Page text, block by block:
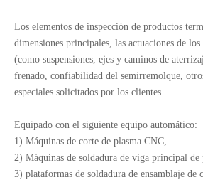
Los elementos de inspección de productos
dimensiones principales, las actuaciones de
(como suspensiones, ejes y caminos de
frenado, confiabilidad del semirremolque,
especiales solicitados por los clientes.
Equipado con el siguiente equipo automático:
1) Máquinas de corte de plasma CNC,
2) Máquinas de soldadura de viga principal
3) plataformas de soldadura de ensamblaje de